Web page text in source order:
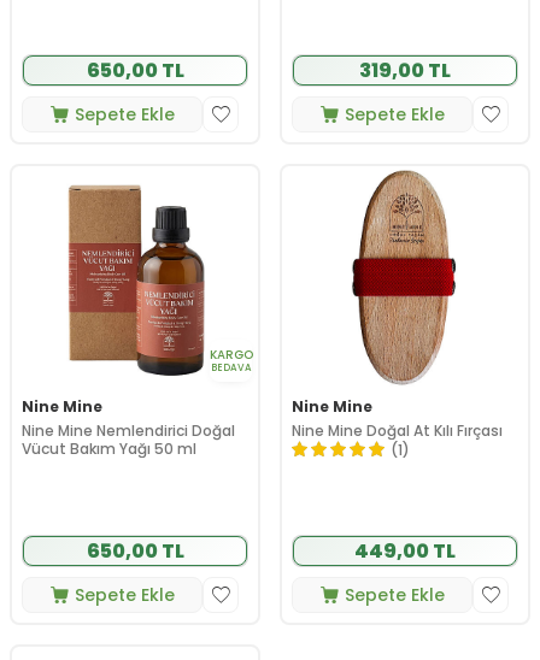
650,00 TL
Sepete Ekle
319,00 TL
Sepete Ekle
KARGO
BEDAVA
Nine Mine
Nine Mine Nemlendirici Doğal
Vücut Bakım Yağı 50 ml
650,00 TL
Sepete Ekle
Nine Mine
Nine Mine Doğal At Kılı Fırçası
(1)
449,00 TL
Sepete Ekle